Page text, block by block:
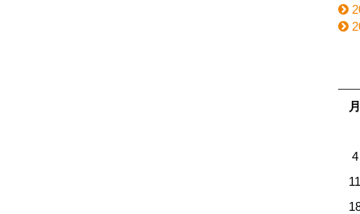
月
4
11